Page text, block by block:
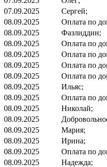
07.09.2025
Сергей;
08.09.2025
Оплата по
08.09.2025
Фазлиддин;
08.09.2025
Оплата по
08.09.2025
Оплата по
08.09.2025
Оплата по
08.09.2025
Оплата по
08.09.2025
Ильяс;
08.09.2025
Оплата по
08.09.2025
Николай;
08.09.2025
08.09.2025
Мария;
08.09.2025
Ирина;
08.09.2025
Оплата по
08.09.2025
Надежда;